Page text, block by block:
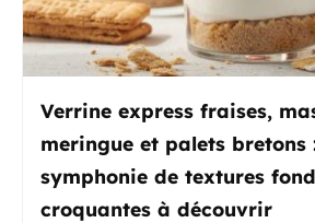
Verrine express fraises,
meringue et palets bretons
symphonie de textures
croquantes à découvrir